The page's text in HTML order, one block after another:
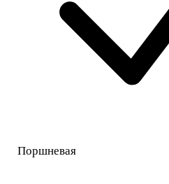
Поршневая